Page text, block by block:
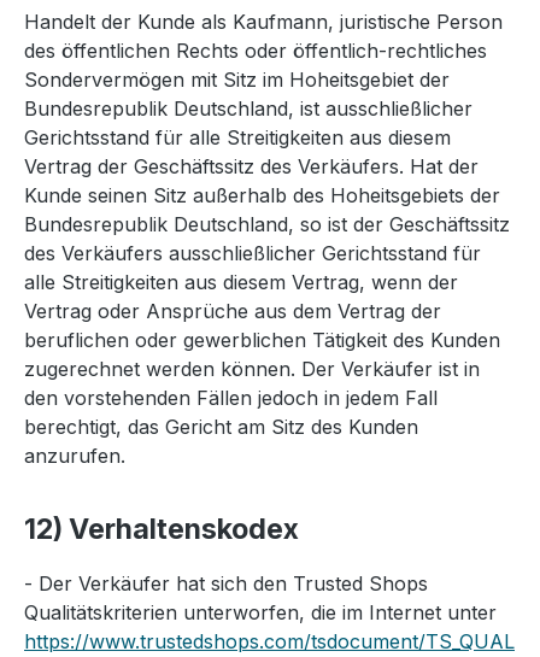
Handelt der Kunde als Kaufmann, juristische Person
des öffentlichen Rechts oder öffentlich-rechtliches
Sondervermögen mit Sitz im Hoheitsgebiet der
Bundesrepublik Deutschland, ist ausschließlicher
Gerichtsstand für alle Streitigkeiten aus diesem
Vertrag der Geschäftssitz des Verkäufers. Hat der
Kunde seinen Sitz außerhalb des Hoheitsgebiets der
Bundesrepublik Deutschland, so ist der Geschäftssitz
des Verkäufers ausschließlicher Gerichtsstand für
alle Streitigkeiten aus diesem Vertrag, wenn der
Vertrag oder Ansprüche aus dem Vertrag der
beruflichen oder gewerblichen Tätigkeit des Kunden
zugerechnet werden können. Der Verkäufer ist in
den vorstehenden Fällen jedoch in jedem Fall
berechtigt, das Gericht am Sitz des Kunden
anzurufen.
12) Verhaltenskodex
- Der Verkäufer hat sich den Trusted Shops
Qualitätskriterien unterworfen, die im Internet unter
https://www.trustedshops.com/tsdocument/TS_QUAL